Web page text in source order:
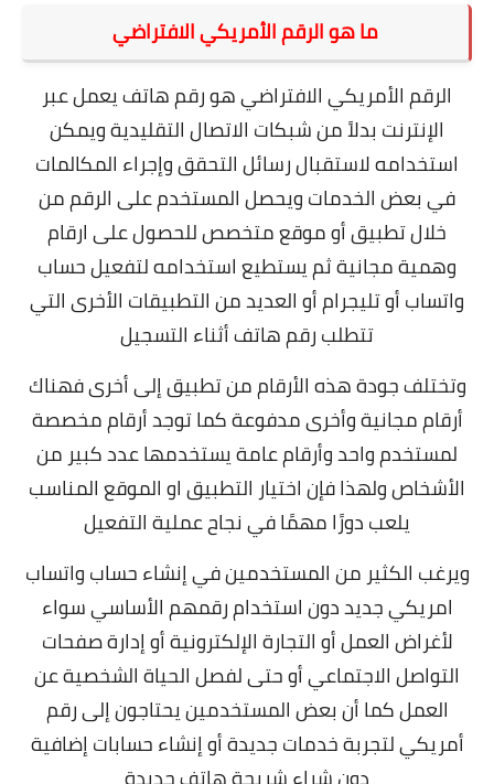
ما هو الرقم الأمريكي الافتراضي
الرقم الأمريكي الافتراضي هو رقم هاتف يعمل عبر
الإنترنت بدلاً من شبكات الاتصال التقليدية ويمكن
استخدامه لاستقبال رسائل التحقق وإجراء المكالمات
في بعض الخدمات ويحصل المستخدم على الرقم من
خلال تطبيق أو موقع متخصص للحصول على ارقام
وهمية مجانية ثم يستطيع استخدامه لتفعيل حساب
واتساب أو تليجرام أو العديد من التطبيقات الأخرى التي
تتطلب رقم هاتف أثناء التسجيل
وتختلف جودة هذه الأرقام من تطبيق إلى أخرى فهناك
أرقام مجانية وأخرى مدفوعة كما توجد أرقام مخصصة
لمستخدم واحد وأرقام عامة يستخدمها عدد كبير من
الأشخاص ولهذا فإن اختيار التطبيق او الموقع المناسب
يلعب دورًا مهمًا في نجاح عملية التفعيل
ويرغب الكثير من المستخدمين في إنشاء حساب واتساب
امريكي جديد دون استخدام رقمهم الأساسي سواء
لأغراض العمل أو التجارة الإلكترونية أو إدارة صفحات
التواصل الاجتماعي أو حتى لفصل الحياة الشخصية عن
العمل كما أن بعض المستخدمين يحتاجون إلى رقم
أمريكي لتجربة خدمات جديدة أو إنشاء حسابات إضافية